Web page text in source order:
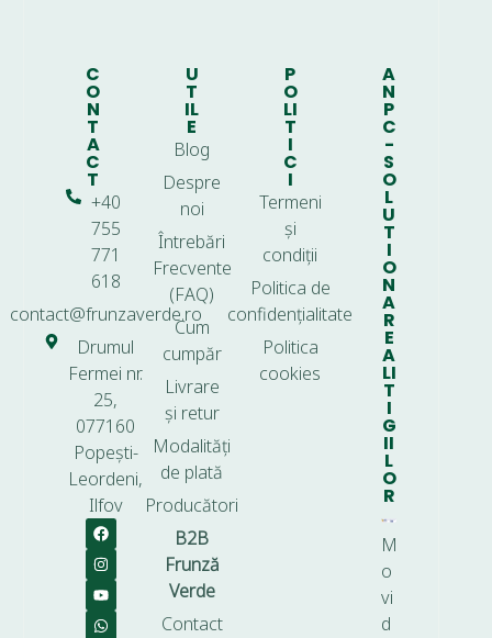
C
O
N
T
A
C
T
+40
755
771
618
contact@frunzaverde.ro
Drumul
Fermei nr.
25,
077160
Popești-
Leordeni,
Ilfov
U
T
IL
E
Blog
Despre
noi
Întrebări
Frecvente
(FAQ)
Cum
cumpăr
Livrare
și retur
Modalități
de plată
Producători
B2B
Frunză
Verde
Contact
P
O
LI
T
I
C
I
Termeni
și
condiții
Politica de
confidențialitate
Politica
cookies
A
N
P
C
-
S
O
L
U
T
I
O
N
A
R
E
A
LI
T
I
G
II
L
O
R
M
o
vi
d